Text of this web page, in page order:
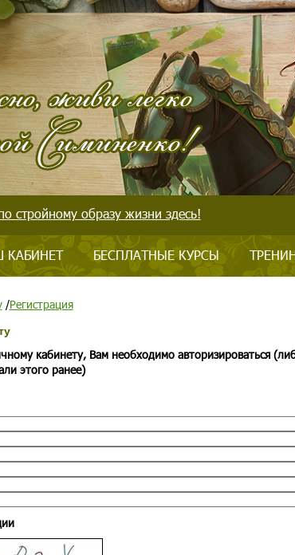
стройному образу жизни здесь!
КАБИНЕТ БЕСПЛАТНЫЕ КУРСЫ
/Регистрация
кабинету, Вам необходимо авторизироваться
этого ранее)